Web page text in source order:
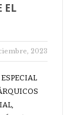
EL
2023